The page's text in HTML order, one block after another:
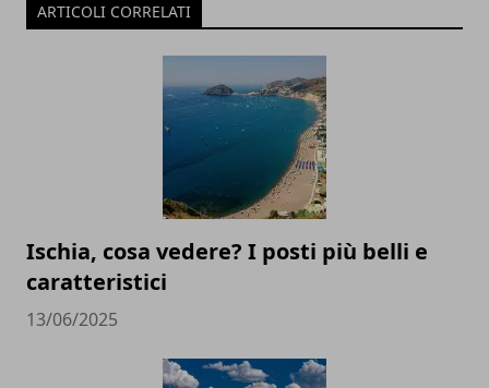
ARTICOLI CORRELATI
Ischia, cosa vedere? I posti più belli e
caratteristici
13/06/2025